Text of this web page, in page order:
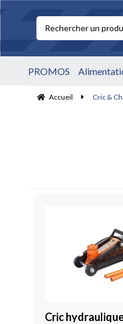
PROMOS
Accueil Cric &
Cric